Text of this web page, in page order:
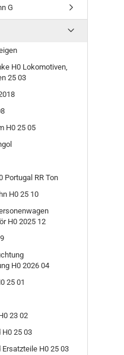
G
H0 Lokomotiven,
25 03
H0 25 05
Portugal RR Ton
H0 25 10
H0 2025 12
H0 2026 04
25 01
23 02
H0 25 03
H0 25 03